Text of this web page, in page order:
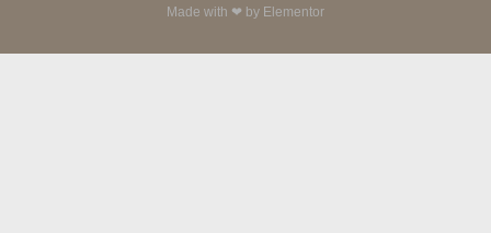
Made with ❤ by Elementor